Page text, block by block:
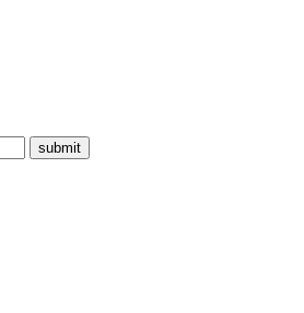
submit